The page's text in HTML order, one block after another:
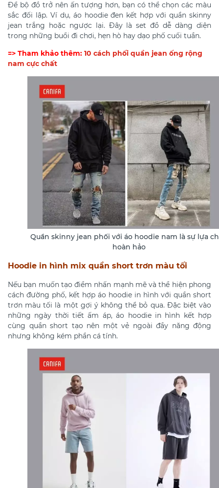
Để bộ đồ trở nên ấn tượng hơn, bạn có thể chọn các màu
sắc đối lập. Ví dụ, áo hoodie đen kết hợp với quần skinny
jean trắng hoặc ngược lại. Đây là set đồ dễ dàng diện
trong những buổi đi chơi, hẹn hò hay dạo phố cuối tuần.
=> Tham khảo thêm: 10 cách phối quần jean ống rộng
nam cực chất
Quần skinny jean phối với áo hoodie nam là sự lựa
hoàn hảo
Hoodie in hình mix quần short trơn màu tối
Nếu bạn muốn tạo điểm nhấn mạnh mẽ và thể hiện phong
cách đường phố, kết hợp áo hoodie in hình với quần short
trơn màu tối là một gợi ý không thể bỏ qua. Đặc biệt vào
những ngày thời tiết ấm áp, áo hoodie in hình kết hợp
cùng quần short tạo nên một vẻ ngoài đầy năng động
nhưng không kém phần cá tính.